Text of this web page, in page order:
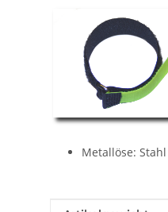
Metallöse: